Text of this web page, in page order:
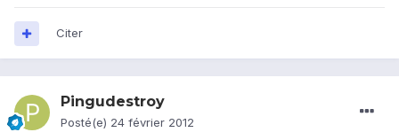
Citer
Pingudestroy
Posté(e) 24 février 2012